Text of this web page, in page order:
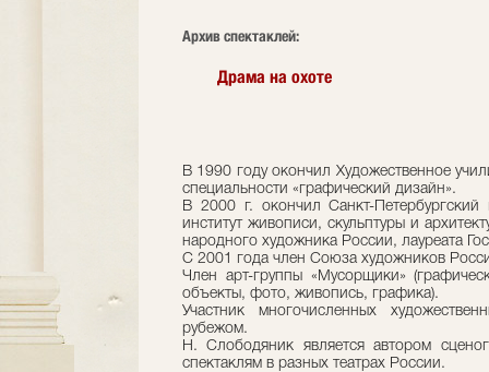
Архив спектаклей:
Драма на охоте
В 1990 году окончил Художественное
специальности «графический дизайн».
В 2000 г. окончил Санкт-Петербургский
институт живописи, скульптуры и
народного художника России, лауреата
С 2001 года член Союза художников
Член арт-группы «Мусорщики»
объекты, фото, живопись, графика).
Участник многочисленных
рубежом.
Н. Слободяник является автором
спектаклям в разных театрах России.